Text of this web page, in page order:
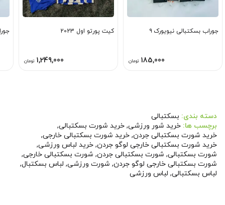
جوراب بسکتبالی نیویورک ۹
185,000 تومان
کیت پورتو اول 2023
1,249,000 تومان
دسته بندی: بسکتبالی
برچسب ها: خرید شور ورزشی, خرید شورت بسکتبالی,
خرید شورت بسکتبالی جردن, خرید شورت بسکتبالی خارجی,
خرید شورت بسکتبالی خارجی لوگو جردن, خرید لباس ورزشی,
شورت بسکتبالی, شورت بسکتبالی جردن, شورت بسکتبالی خارجی,
شورت بسکتبالی خارجی لوگو جردن, شورت ورزشی, لباس بسکتبال,
لباس بسکتبالی, لباس ورزشی